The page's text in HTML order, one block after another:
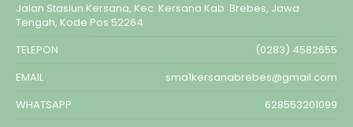
Jalan Stasiun Kersana, Kec. Kersana Kab. Brebes, Jawa
Tengah, Kode Pos 52264
TELEPON
(0283) 4582655
EMAIL
sma1kersanabrebes@gmail.com
WHATSAPP
628553201099